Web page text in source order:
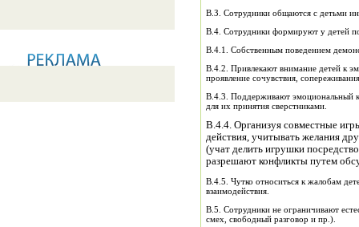
В.З. Сотрудники общаются с детьми
В.4. Сотрудники формируют у детей
В.4.1. Собственным поведением
В.4.2. Привлекают внимание детей к
проявление сочувствия,
В.4.3. Поддерживают эмоциональный
для их принятия сверстниками.
В.4.4. Организуя совместные
действия, учитывать желания
(учат делить игрушки
разрешают конфликты путем
В.4.5. Чутко относиться к жалобам
взаимодействия.
В.5. Сотрудники не ограничивают
смех, свободный разговор и пр.).